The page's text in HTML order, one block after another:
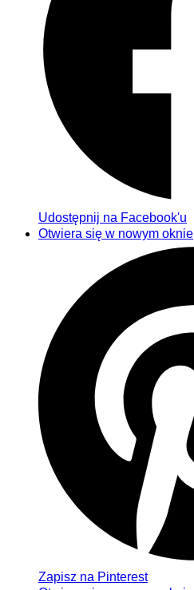
Udostępnij na Facebook'u
Otwiera się w nowym oknie
Zapisz na Pinterest